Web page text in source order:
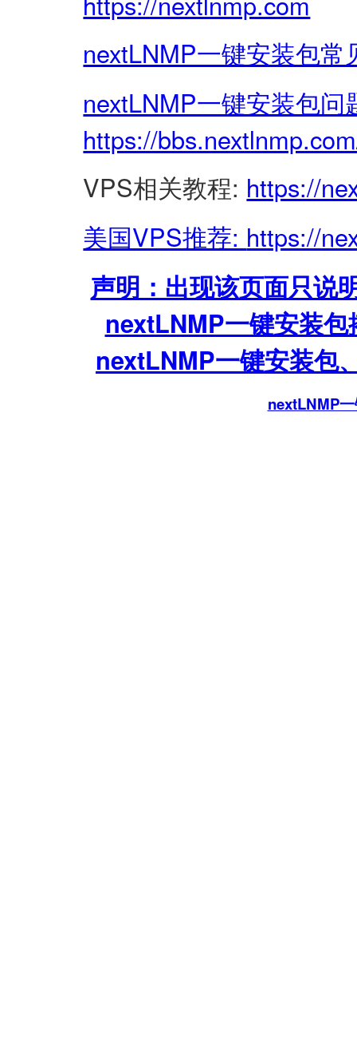
nextLNMP一键安装包
nextLNMP一键安装包
https://
VPS相关教程: https://
美国VPS推荐: https://
声明：出现该页面只说
nextLNMP一键安装
nextLNMP一键安装包
nextLNMP